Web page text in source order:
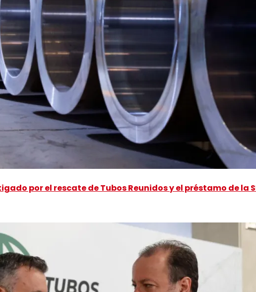
por el rescate de Tubos Reunidos y el préstamo de la